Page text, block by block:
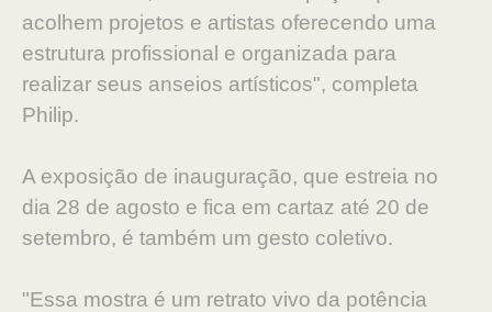
acolhem projetos e artistas oferecendo uma
estrutura profissional e organizada para
realizar seus anseios artísticos", completa
Philip.
A exposição de inauguração, que estreia no
dia 28 de agosto e fica em cartaz até 20 de
setembro, é também um gesto coletivo.
"Essa mostra é um retrato vivo da potência